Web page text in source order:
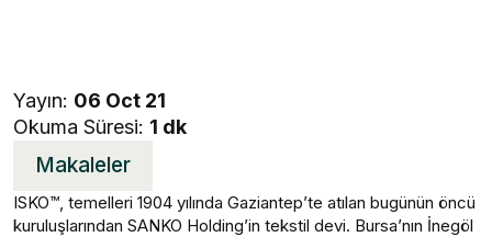
Makaleler
Yayın: 06 Oct 21
Okuma Süresi: 1 dk
ISKO™, temelleri 1904 yılında Gaziantep’te atılan bugünün öncü
kuruluşlarından SANKO Holding’in tekstil devi. Bursa’nın İnegöl